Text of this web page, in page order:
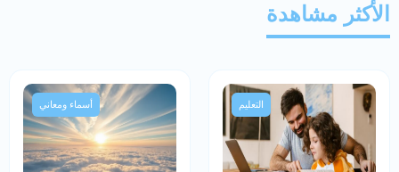
الأكثر مشاهدة
التعليم أسماء ومعاني